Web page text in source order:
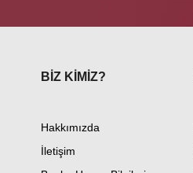
BİZ KİMİZ?
Hakkımızda
İletişim